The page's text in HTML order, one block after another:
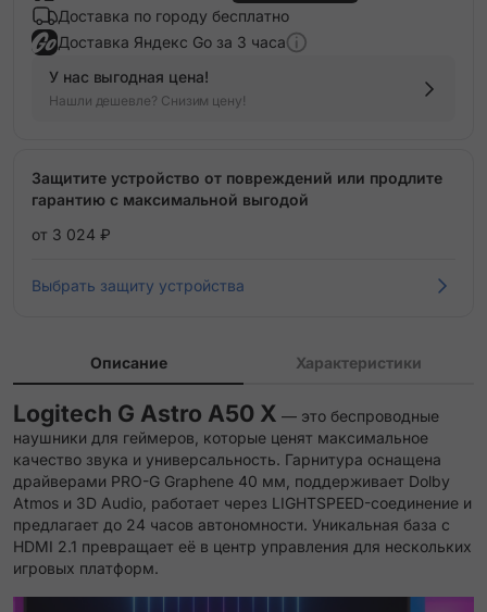
Доставка по городу бесплатно
Доставка Яндекс Go за 3 часа
У нас выгодная цена!
Нашли дешевле? Снизим цену!
Защитите устройство от повреждений или продлите
гарантию с максимальной выгодой
от 3 024 ₽
Выбрать защиту устройства
Описание Характеристики
Logitech G Astro A50 X — это беспроводные
наушники для геймеров, которые ценят максимальное
качество звука и универсальность. Гарнитура оснащена
драйверами PRO-G Graphene 40 мм, поддерживает Dolby
Atmos и 3D Audio, работает через LIGHTSPEED-соединение и
предлагает до 24 часов автономности. Уникальная база с
HDMI 2.1 превращает её в центр управления для нескольких
игровых платформ.